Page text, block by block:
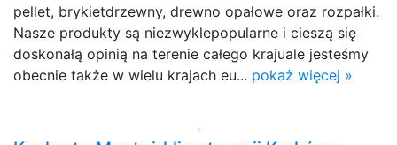
pellet, brykietdrzewny, drewno opałowe oraz rozpałki.
Nasze produkty są niezwyklepopularne i cieszą się
doskonałą opinią na terenie całego krajuale jesteśmy
obecnie także w wielu krajach eu... pokaż więcej »